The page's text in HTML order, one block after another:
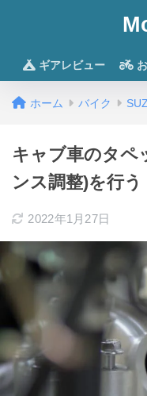
ギアレビュー
ホーム バイク
キャブ車のタペ
ンス調整)を行う
2022年1月27日